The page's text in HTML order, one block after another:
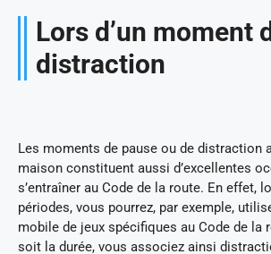
Lors d’un moment
distraction
Les moments de pause ou de distraction
maison constituent aussi d’excellentes
s’entraîner au Code de la route. En effet,
périodes, vous pourrez, par exemple,
mobile de jeux spécifiques au Code de la
soit la durée, vous associez ainsi